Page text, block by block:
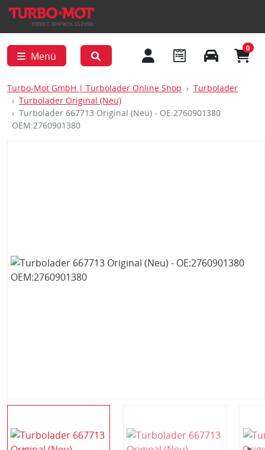
Menü
0
Turbo-Mot GmbH | Turbolader Online Shop
Turbolader
Turbolader Original (Neu)
Turbolader 667713 Original (Neu) - OE:2760901380
OEM:2760901380